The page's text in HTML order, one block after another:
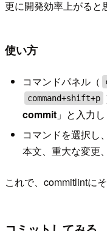
更に開発効率上がると
使い方
コマンドパネル（
command+shift+p
commit」と入力し
コマンドを選択し
本文、重大な変更
これで、commitlintに